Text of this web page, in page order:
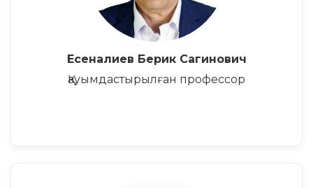
Есеналиев Берик Сагинович
Қауымдастырылған профессор